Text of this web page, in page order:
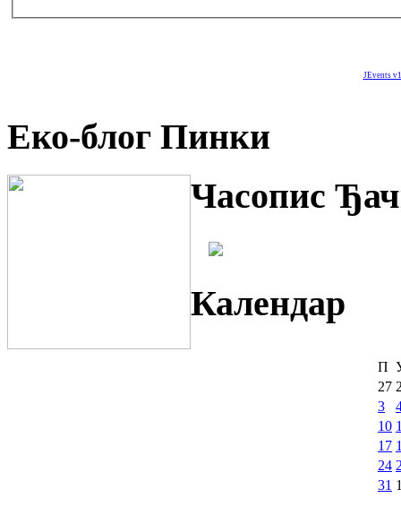
JEvents
Еко-блог Пинки
Часопис
Календар
П
27
3
10
17
24
31